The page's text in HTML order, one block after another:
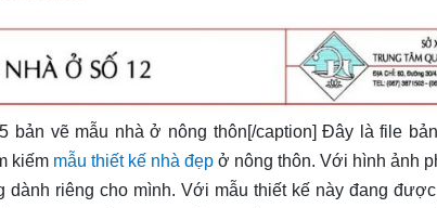
bản vẽ mẫu nhà ở nông thôn[/caption] Đây là file
kiếm mẫu thiết kế nhà đẹp ở nông thôn. Với hình ảnh
riêng cho mình. Với mẫu thiết kế này đang